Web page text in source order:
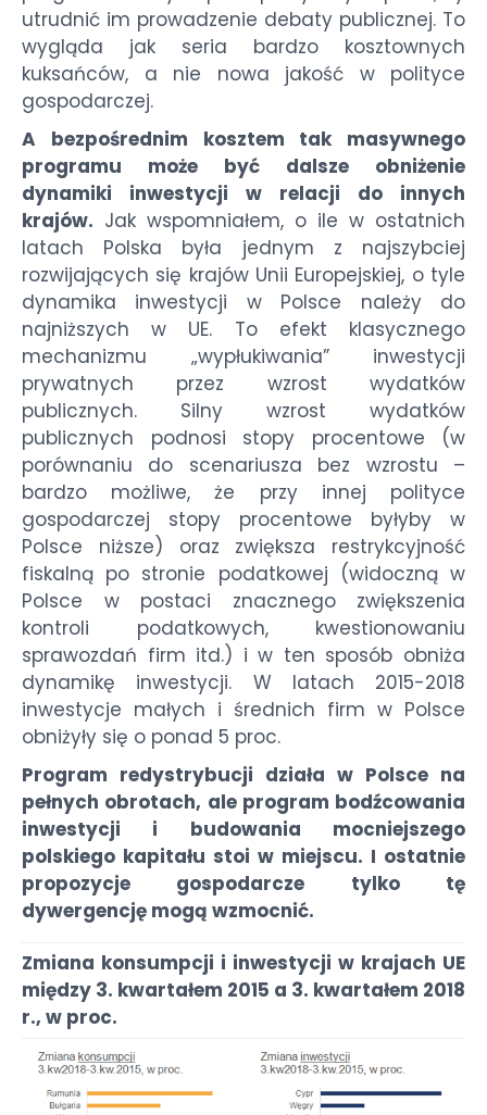
utrudnić im prowadzenie debaty publicznej. To
wygląda jak seria bardzo kosztownych
kuksańców, a nie nowa jakość w polityce
gospodarczej.
A bezpośrednim kosztem tak masywnego
programu może być dalsze obniżenie
dynamiki inwestycji w relacji do innych
krajów. Jak wspomniałem, o ile w ostatnich
latach Polska była jednym z najszybciej
rozwijających się krajów Unii Europejskiej, o tyle
dynamika inwestycji w Polsce należy do
najniższych w UE. To efekt klasycznego
mechanizmu „wypłukiwania” inwestycji
prywatnych przez wzrost wydatków
publicznych. Silny wzrost wydatków
publicznych podnosi stopy procentowe (w
porównaniu do scenariusza bez wzrostu –
bardzo możliwe, że przy innej polityce
gospodarczej stopy procentowe byłyby w
Polsce niższe) oraz zwiększa restrykcyjność
fiskalną po stronie podatkowej (widoczną w
Polsce w postaci znacznego zwiększenia
kontroli podatkowych, kwestionowaniu
sprawozdań firm itd.) i w ten sposób obniża
dynamikę inwestycji. W latach 2015-2018
inwestycje małych i średnich firm w Polsce
obniżyły się o ponad 5 proc.
Program redystrybucji działa w Polsce na
pełnych obrotach, ale program bodźcowania
inwestycji i budowania mocniejszego
polskiego kapitału stoi w miejscu. I ostatnie
propozycje gospodarcze tylko tę
dywergencję mogą wzmocnić.
Zmiana konsumpcji i inwestycji w krajach UE
między 3. kwartałem 2015 a 3. kwartałem 2018
r., w proc.